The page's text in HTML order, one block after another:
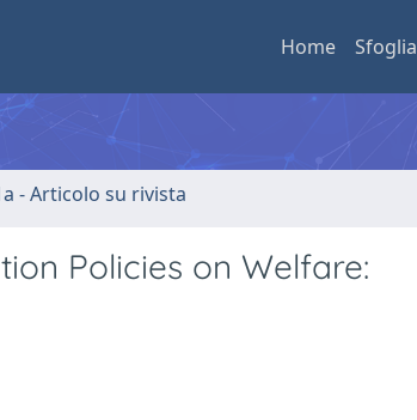
Home Sfoglia
- Articolo su rivista
Policies on Welfare: